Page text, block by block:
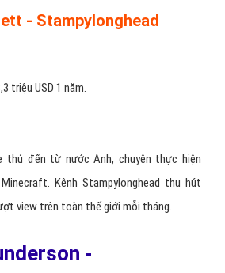
- Stampylonghead
triệu USD 1 năm.
thủ đến từ nước Anh, chuyên thực hiện
Kênh Stampylonghead thu hút
view trên toàn thế giới mỗi tháng.
-